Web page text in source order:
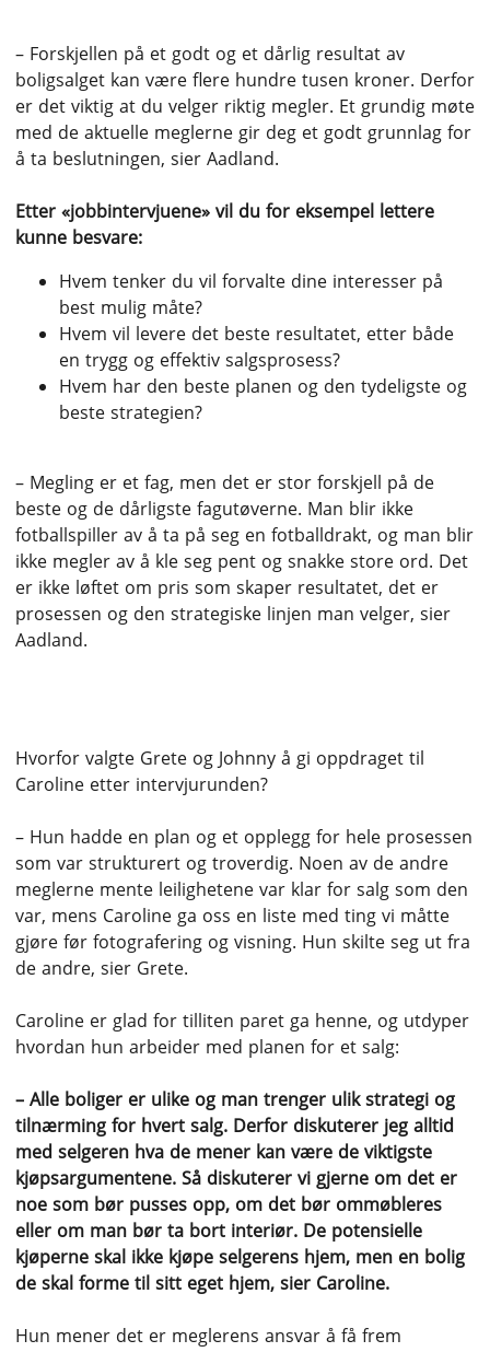
– Forskjellen på et godt og et dårlig resultat av
boligsalget kan være flere hundre tusen kroner. Derfor
er det viktig at du velger riktig megler. Et grundig møte
med de aktuelle meglerne gir deg et godt grunnlag for
å ta beslutningen, sier Aadland.
Etter «jobbintervjuene» vil du for eksempel lettere
kunne besvare:
Hvem tenker du vil forvalte dine interesser på
best mulig måte?
Hvem vil levere det beste resultatet, etter både
en trygg og effektiv salgsprosess?
Hvem har den beste planen og den tydeligste og
beste strategien?
– Megling er et fag, men det er stor forskjell på de
beste og de dårligste fagutøverne. Man blir ikke
fotballspiller av å ta på seg en fotballdrakt, og man blir
ikke megler av å kle seg pent og snakke store ord. Det
er ikke løftet om pris som skaper resultatet, det er
prosessen og den strategiske linjen man velger, sier
Aadland.
Hvorfor valgte Grete og Johnny å gi oppdraget til
Caroline etter intervjurunden?
– Hun hadde en plan og et opplegg for hele prosessen
som var strukturert og troverdig. Noen av de andre
meglerne mente leilighetene var klar for salg som den
var, mens Caroline ga oss en liste med ting vi måtte
gjøre før fotografering og visning. Hun skilte seg ut fra
de andre, sier Grete.
Caroline er glad for tilliten paret ga henne, og utdyper
hvordan hun arbeider med planen for et salg:
– Alle boliger er ulike og man trenger ulik strategi og
tilnærming for hvert salg. Derfor diskuterer jeg alltid
med selgeren hva de mener kan være de viktigste
kjøpsargumentene. Så diskuterer vi gjerne om det er
noe som bør pusses opp, om det bør ommøbleres
eller om man bør ta bort interiør. De potensielle
kjøperne skal ikke kjøpe selgerens hjem, men en bolig
de skal forme til sitt eget hjem, sier Caroline.
Hun mener det er meglerens ansvar å få frem